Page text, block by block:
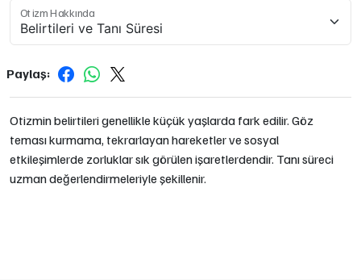
Otizm Hakkında
Paylaş:
Otizmin belirtileri genellikle küçük yaşlarda fark edilir. Göz
teması kurmama, tekrarlayan hareketler ve sosyal
etkileşimlerde zorluklar sık görülen işaretlerdendir. Tanı süreci
uzman değerlendirmeleriyle şekillenir.